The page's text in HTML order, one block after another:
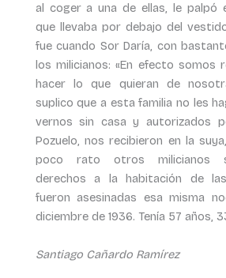
al coger a una de ellas, le palpó
que llevaba por debajo del
fue cuando Sor Daría, con
los milicianos: «En efecto somos
hacer lo que quieran de
suplico que a esta familia no les
vernos sin casa y autorizados
Pozuelo, nos recibieron en la
poco rato otros milicianos
derechos a la habitación de
fueron asesinadas esa misma
diciembre de 1936. Tenía 57 años,
Santiago Cañardo Ramírez